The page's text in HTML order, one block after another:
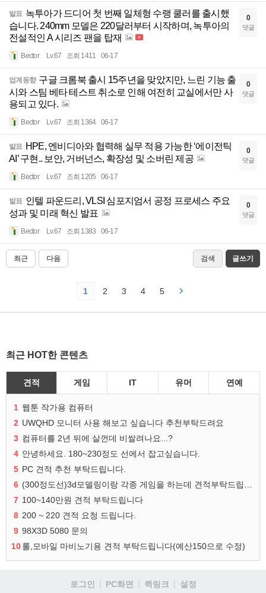
발표 녹투아가 드디어 첫 번째 일체형 수랭 쿨러를 출시했
습니다. 240mm 모델은 220달러부터 시작하며, 녹투아의
전설적인 A 시리즈 팬을 탑재
Bector Lv.67 조회 1411 06-17
0
댓글
업계동향 구글 크롬북 출시 15주년을 맞았지만, 느린 기능 출
시와 스팀 베타 테스트 취소로 인해 여전히 교실에서만 사
용되고 있다.
Bector Lv.67 조회 1364 06-17
0
댓글
발표 HPE, 엔비디아와 협력해 실무 적용 가능한 ‘에이전틱
AI’ 구현.. 보안, 거버넌스, 확장성 및 소버린 제공
Bector Lv.67 조회 1205 06-17
0
댓글
발표 인텔 파운드리, VLSI 심포지엄서 공정 프로세스 주요
성과 및 미래 혁신 발표
Bector Lv.67 조회 1383 06-17
0
댓글
최근 다음 검색 글쓰기
1 2 3 4 5
최근 HOT한 콘텐츠
견적 게임 IT 유머 연예
1 웹툰 작가용 컴퓨터
2 UWQHD 모니터 사용 해보고 싶습니다 추천부탁드려요
3 컴퓨터를 2년 뒤에 살껀데 비쌀려나요...?
4 안녕하세요. 180~230정도 선에서 잡고싶습니다.
5 PC 견적 추천 부탁드립니다.
6
7 100~140만원 견적 부탁드립니다
8 200 ~ 220 견적 요청 드립니다.
9 98X3D 5080 문의
10롤,모바일 마비노기용 견적 부탁드립니다(예산150으로 수정)
로그인 PC화면 퀵링크
설정